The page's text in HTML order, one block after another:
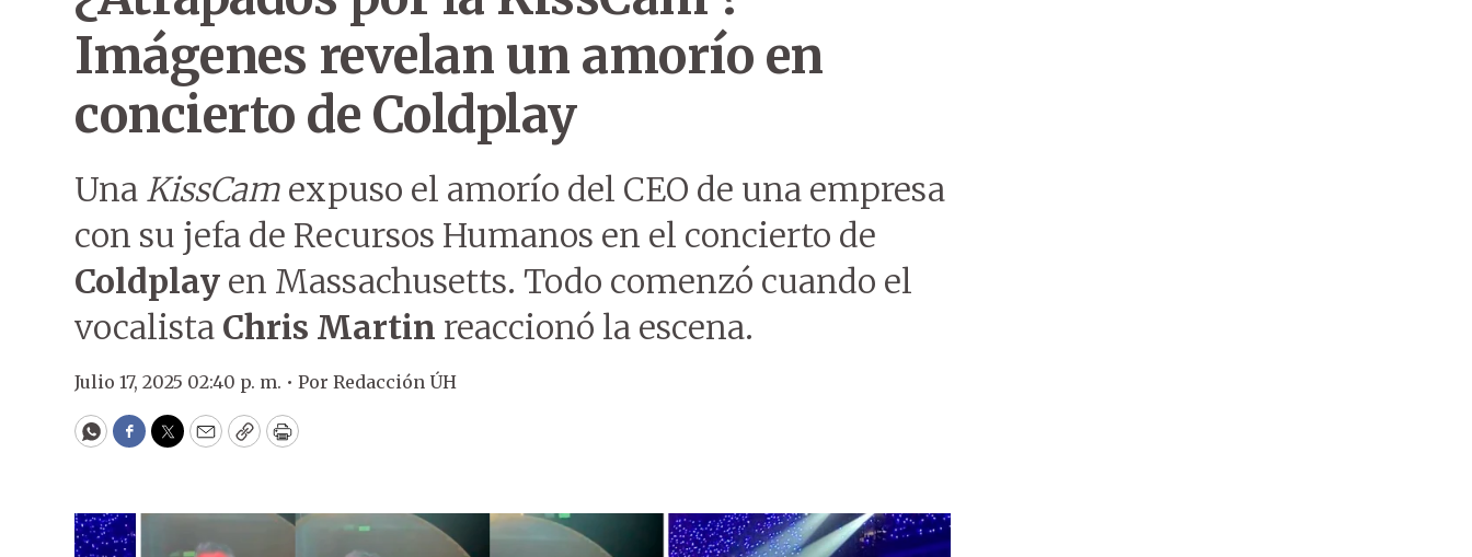
Imágenes revelan un amorío en
concierto de Coldplay
Una KissCam expuso el amorío del CEO de una empresa
con su jefa de Recursos Humanos en el concierto de
Coldplay en Massachusetts. Todo comenzó cuando el
vocalista Chris Martin reaccionó la escena.
Julio 17, 2025 02:40 p. m. • Por Redacción ÚH
WhatsApp
Facebook
Twitter
EmailCopyPrint